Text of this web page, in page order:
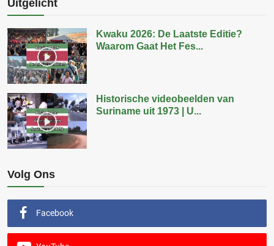
Uitgelicht
Kwaku 2026: De Laatste Editie?
Waarom Gaat Het Fes...
Historische videobeelden van
Suriname uit 1973 | U...
Volg Ons
Facebook